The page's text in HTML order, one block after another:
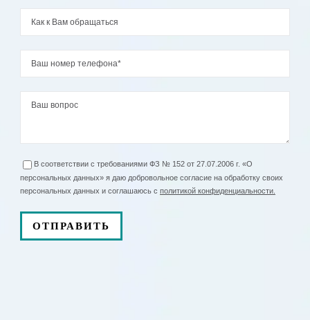
В соответствии с требованиями ФЗ № 152 от 27.07.2006 г. «О
персональных данных» я даю добровольное согласие на обработку своих
персональных данных и соглашаюсь с политикой конфиденциальности.